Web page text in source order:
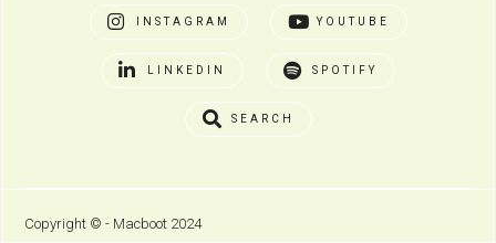
INSTAGRAM YOUTUBE
LINKEDIN SPOTIFY
SEARCH
Copyright © - Macboot 2024